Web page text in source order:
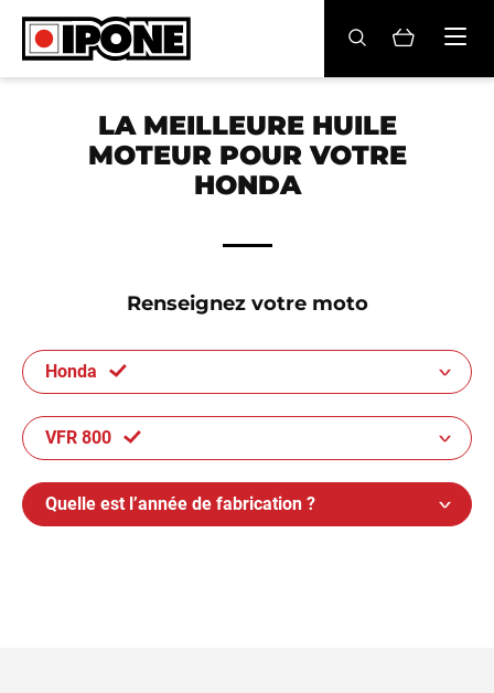
Ipone
HUILES MOTEUR
ENTRETIEN
Revendeurs
Compte
FR EN ES IT DE BE
LA MEILLEURE HUILE
MOTEUR POUR VOTRE
HONDA
Renseignez votre moto
Honda
VFR 800
Quelle est l’année de fabrication ?